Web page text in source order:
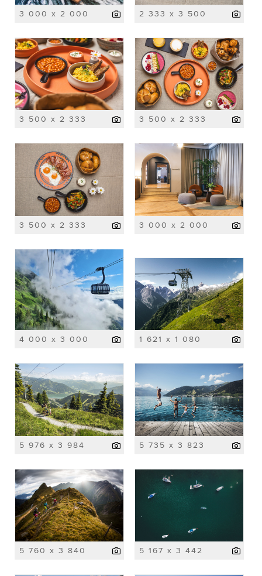
3 000 x 2 000 2 333 x 3 500
3 500 x 2 333 3 500 x 2 333
3 500 x 2 333 3 000 x 2 000
4 000 x 3 000 1 621 x 1 080
5 976 x 3 984 5 735 x 3 823
5 760 x 3 840 5 167 x 3 442